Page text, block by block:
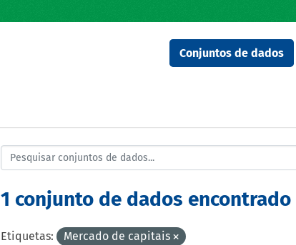
Conjuntos de dados
1 conjunto de dados encontrado
Etiquetas: Mercado de capitais